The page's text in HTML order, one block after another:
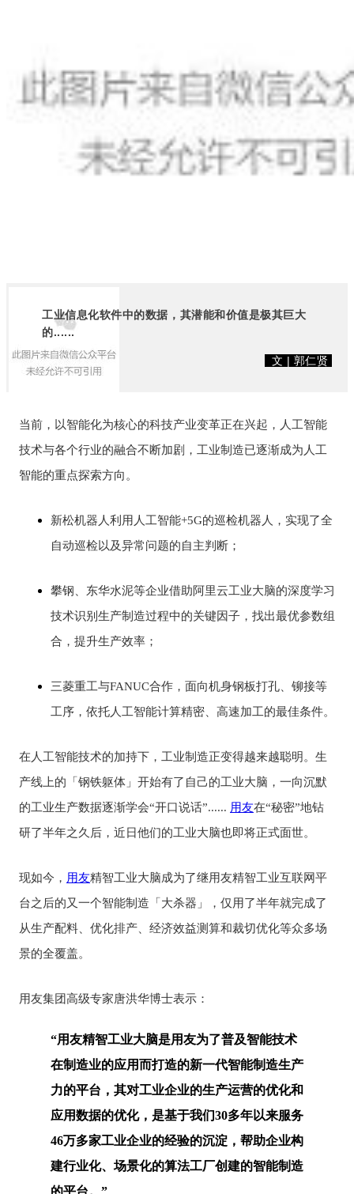
工业信息化软件中的数据，其潜能和价值是极其巨大
的......
文 | 郭仁贤
当前，以智能化为核心的科技产业变革正在兴起，人工智能
技术与各个行业的融合不断加剧，工业制造已逐渐成为人工
智能的重点探索方向。
新松机器人利用人工智能+5G的巡检机器人，实现了全
自动巡检以及异常问题的自主判断；
攀钢、东华水泥等企业借助阿里云工业大脑的深度学习
技术识别生产制造过程中的关键因子，找出最优参数组
合，提升生产效率；
三菱重工与FANUC合作，面向机身钢板打孔、铆接等
工序，依托人工智能计算精密、高速加工的最佳条件。
在人工智能技术的加持下，工业制造正变得越来越聪明。生
产线上的「钢铁躯体」开始有了自己的工业大脑，一向沉默
的工业生产数据逐渐学会“开口说话”...... 用友在“秘密”地钻
研了半年之久后，近日他们的工业大脑也即将正式面世。
现如今， 用友精智工业大脑成为了继用友精智工业互联网平
台之后的又一个智能制造「大杀器」，仅用了半年就完成了
从生产配料、优化排产、经济效益测算和裁切优化等众多场
景的全覆盖。
用友集团高级专家唐洪华博士表示：
“用友精智工业大脑是用友为了普及智能技术
在制造业的应用而打造的新一代智能制造生产
力的平台，其对工业企业的生产运营的优化和
应用数据的优化，是基于我们30多年以来服务
46万多家工业企业的经验的沉淀，帮助企业构
建行业化、场景化的算法工厂创建的智能制造
的平台。”